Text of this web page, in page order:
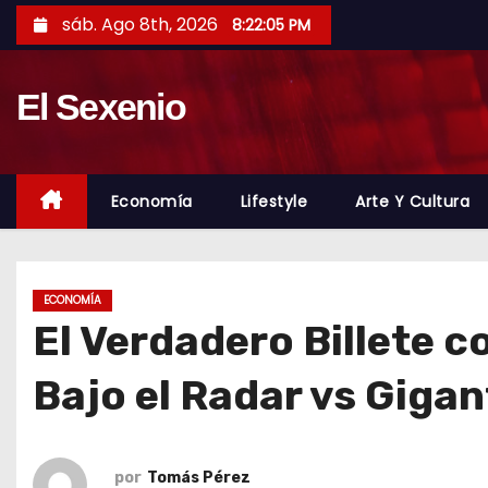
a
l
sáb. Ago 8th, 2026 8:22:07 PM
El Sexenio
Economía Lifestyle Arte Y Cultura
ECONOMÍA
El Verdadero Billete
Bajo el Radar vs
por Tomás Pérez